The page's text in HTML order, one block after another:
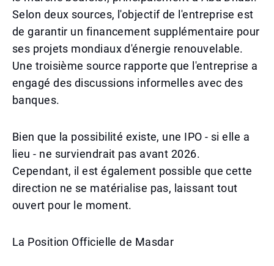
Selon deux sources, l'objectif de l'entreprise est
de garantir un financement supplémentaire pour
ses projets mondiaux d'énergie renouvelable.
Une troisième source rapporte que l'entreprise a
engagé des discussions informelles avec des
banques.
Bien que la possibilité existe, une IPO - si elle a
lieu - ne surviendrait pas avant 2026.
Cependant, il est également possible que cette
direction ne se matérialise pas, laissant tout
ouvert pour le moment.
La Position Officielle de Masdar